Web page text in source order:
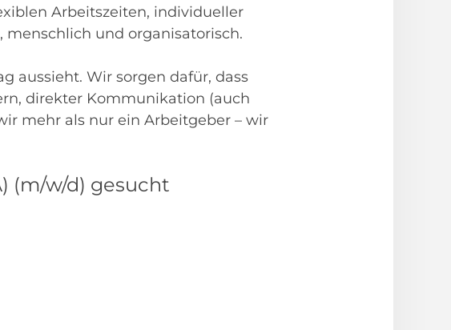
Arbeitszeiten, individueller
menschlich und organisatorisch.
aussieht. Wir sorgen dafür, dass
direkter Kommunikation (auch
mehr als nur ein Arbeitgeber – wir
(m/w/d) gesucht